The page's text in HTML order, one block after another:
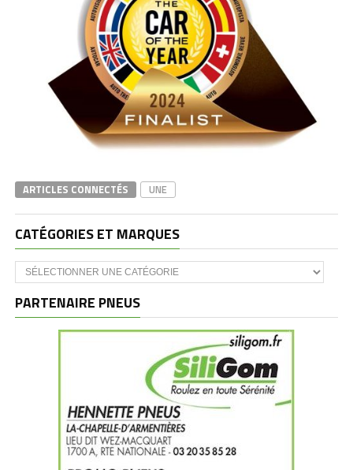
ARTICLES CONNECTÉS UNE
CATÉGORIES ET MARQUES
Catégories
et
PARTENAIRE PNEUS